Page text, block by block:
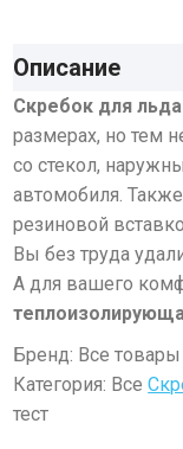
Описание
Скребок для
размерах, но тем
со стекол,
автомобиля.
резиновой
Вы без труда
А для вашего
Бренд: Все
Категория: Все
тест